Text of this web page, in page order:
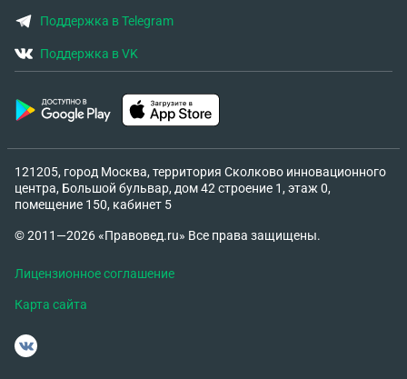
Поддержка в Telegram
Поддержка в VK
121205, город Москва, территория Сколково инновационного
центра, Большой бульвар, дом 42 строение 1, этаж 0,
помещение 150, кабинет 5
© 2011—2026 «Правовед.ru» Все права защищены.
Лицензионное соглашение
Карта сайта